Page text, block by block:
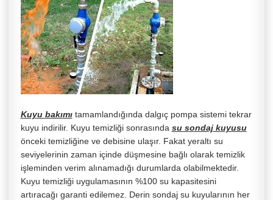
Kuyu bakımıtamamlandığında dalgıç pompa sistemi tekrar
kuyu indirilir. Kuyu temizliği sonrasında su sondaj kuyusu
önceki temizliğine ve debisine ulaşır. Fakat yeraltı su
seviyelerinin zaman içinde düşmesine bağlı olarak temizlik
işleminden verim alınamadığı durumlarda olabilmektedir.
Kuyu temizliği uygulamasının %100 su kapasitesini
artıracağı garanti edilemez. Derin sondaj su kuyularının her